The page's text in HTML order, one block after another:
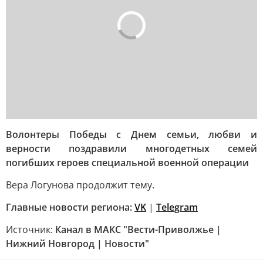
Волонтеры Победы с Днем семьи, любви и
верности поздравили многодетных семей
погибших героев специальной военной операции
Вера Логунова продолжит тему.
Главные новости региона:VK | Telegram
Источник: Канал в МАКС "Вести-Приволжье |
Нижний Новгород | Новости"